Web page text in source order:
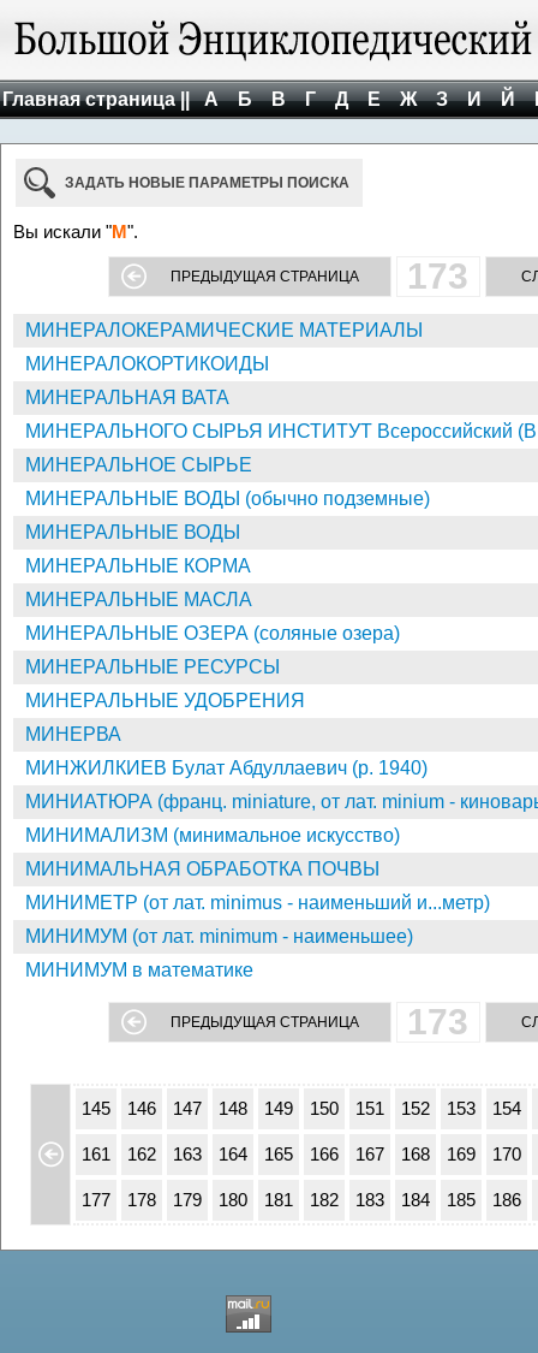
Главная страница || А Б В Г Д Е Ж З И Й
ЗАДАТЬ НОВЫЕ ПАРАМЕТРЫ ПОИСКА
Вы искали "М".
ПРЕДЫДУЩАЯ СТРАНИЦА 173
МИНЕРАЛОКЕРАМИЧЕСКИЕ МАТЕРИАЛЫ
МИНЕРАЛОКОРТИКОИДЫ
МИНЕРАЛЬНАЯ ВАТА
МИНЕРАЛЬНОГО СЫРЬЯ ИНСТИТУТ Всероссийский
МИНЕРАЛЬНОЕ СЫРЬЕ
МИНЕРАЛЬНЫЕ ВОДЫ (обычно подземные)
МИНЕРАЛЬНЫЕ ВОДЫ
МИНЕРАЛЬНЫЕ КОРМА
МИНЕРАЛЬНЫЕ МАСЛА
МИНЕРАЛЬНЫЕ ОЗЕРА (соляные озера)
МИНЕРАЛЬНЫЕ РЕСУРСЫ
МИНЕРАЛЬНЫЕ УДОБРЕНИЯ
МИНЕРВА
МИНЖИЛКИЕВ Булат Абдуллаевич (р. 1940)
МИНИАТЮРА (франц. miniature, от лат. minium -
МИНИМАЛИЗМ (минимальное искусство)
МИНИМАЛЬНАЯ ОБРАБОТКА ПОЧВЫ
МИНИМЕТР (от лат. minimus - наименьший и...метр)
МИНИМУМ (от лат. minimum - наименьшее)
МИНИМУМ в математике
ПРЕДЫДУЩАЯ СТРАНИЦА 173
128
145 146 147 148 149 150 151 152 153 154
161 162 163 164 165 166 167 168 169 170
177 178 179 180 181 182 183 184 185 186